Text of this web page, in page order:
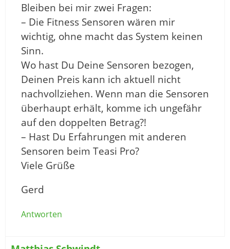
Bleiben bei mir zwei Fragen:
– Die Fitness Sensoren wären mir
wichtig, ohne macht das System keinen
Sinn.
Wo hast Du Deine Sensoren bezogen,
Deinen Preis kann ich aktuell nicht
nachvollziehen. Wenn man die Sensoren
überhaupt erhält, komme ich ungefähr
auf den doppelten Betrag?!
– Hast Du Erfahrungen mit anderen
Sensoren beim Teasi Pro?
Viele Grüße
Gerd
Antworten